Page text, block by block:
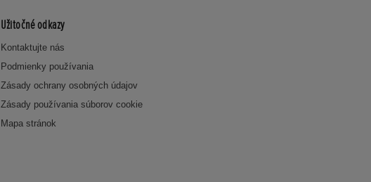
Užitočné odkazy
Kontaktujte nás
Podmienky používania
Zásady ochrany osobných údajov
Zásady používania súborov cookie
Mapa stránok